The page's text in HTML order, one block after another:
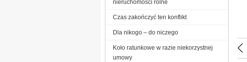
nieruchomości rolne
Czas zakończyć ten konflikt
Dla nikogo – do niczego
Koło ratunkowe w razie niekorzystnej
umowy